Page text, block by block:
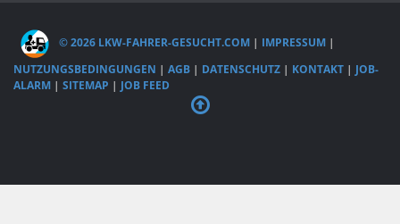
© 2026 LKW-FAHRER-GESUCHT.COM | IMPRESSUM |
NUTZUNGSBEDINGUNGEN | AGB | DATENSCHUTZ | KONTAKT | JOB-
ALARM | SITEMAP | JOB FEED